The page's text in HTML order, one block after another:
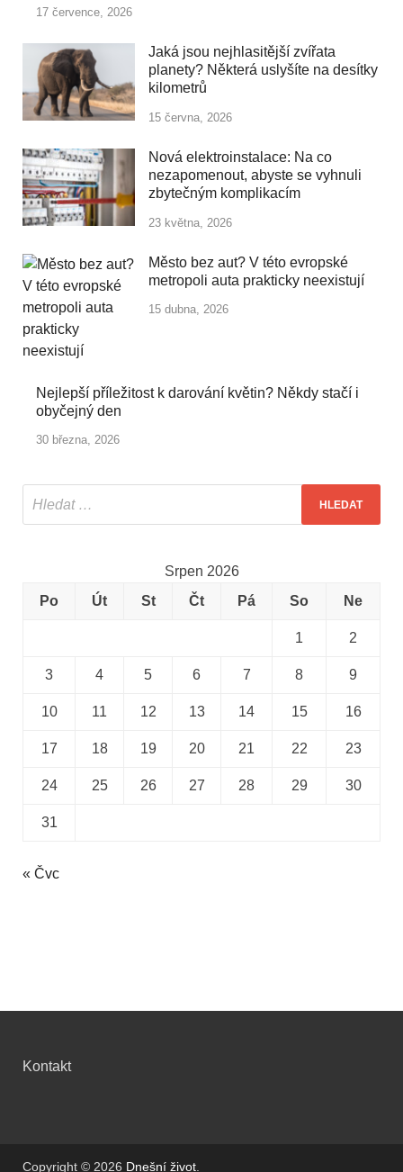
17 července, 2026
Jaká jsou nejhlasitější zvířata
planety? Některá uslyšíte na desítky
kilometrů
15 června, 2026
Nová elektroinstalace: Na co
nezapomenout, abyste se vyhnuli
zbytečným komplikacím
23 května, 2026
Město bez aut? V této evropské
metropoli auta prakticky neexistují
15 dubna, 2026
Nejlepší příležitost k darování květin? Někdy stačí i
obyčejný den
30 března, 2026
Srpen 2026
Po
Út St Čt Pá So Ne
1 2
3 4 5 6 7 8 9
10 11 12 13 14 15 16
17 18 19 20 21 22 23
24 25 26 27 28 29 30
31
« Čvc
Kontakt
Copyright © 2026 Dnešní život.